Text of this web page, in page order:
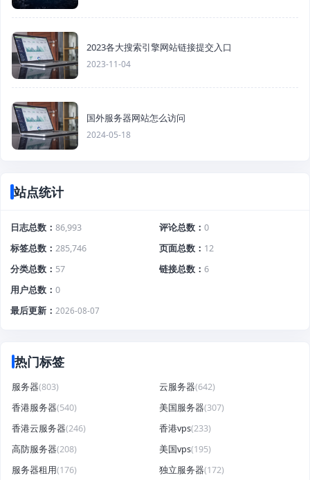
2023各大搜索引擎网站链接提交入口
2023-11-04
国外服务器网站怎么访问
2024-05-18
站点统计
日志总数 86,993 评论总数
0
标签总数
285,746 页面总数
12
分类总数
57 链接总数
6
用户总数
0
最后更新
2026-08-07
热门标签
服务器(803) 云服务器(642)
香港服务器(540) 美国服务器(307)
香港云服务器(246) 香港vps(233)
高防服务器(208) 美国vps(195)
服务器租用(176) 独立服务器(172)